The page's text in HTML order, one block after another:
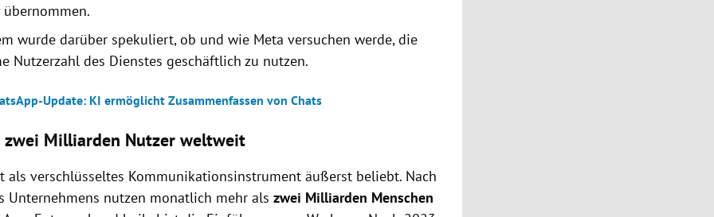
übernommen.
wurde darüber spekuliert, ob und wie Meta versuchen werde, die
Nutzerzahl des Dienstes geschäftlich zu nutzen.
Update: KI ermöglicht Zusammenfassen von Chats
Milliarden Nutzer weltweit
als verschlüsseltes Kommunikationsinstrument äußerst beliebt. Nach
Unternehmens nutzen monatlich mehr alszwei Milliarden Menschen